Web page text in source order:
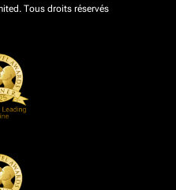
Tous droits réservés